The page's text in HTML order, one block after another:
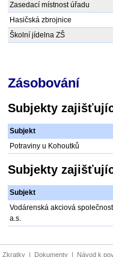
Zasedací místnost úřadu
Hasičská zbrojnice
Školní jídelna ZŠ
Zásobování
Subjekty
Subjekt
Potraviny u Kohoutků
Subjekty
Subjekt
Vodárenská akciová
a.s.
Zkratky | Dokumenty | Návod k